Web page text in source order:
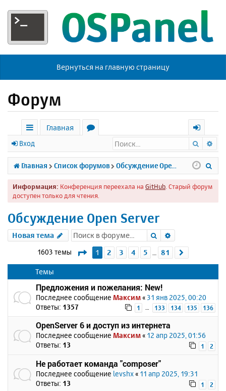
Вернуться на главную страницу
Форум
с
ы
л
к
Главная
р
у
м
х
о
д
Вход Поиск
Главная Список форумов
Информация: Конференция переехала на GitHub . Старый форум
доступен только для чтения.
Обсуждение Open Server
Новая тема Поиск
1603 темы Страница1 из 81
1 2 3 4 5 81
Темы
Предложения и пожелания: New!
Последнее сообщение Максим « 31 янв 2025, 00:20
Ответы: 1357 1 … 133 134 135 136
OpenServer 6 и доступ из интернета
Последнее сообщение Максим « 12 апр 2025, 01:56
Ответы: 13 1 2
Не работает команда "composer"
Последнее сообщение levshx « 11 апр 2025, 19:31
Ответы: 13 1 2